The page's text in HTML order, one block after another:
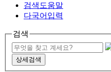
검색도움말
다국어입력
검색
상세검색